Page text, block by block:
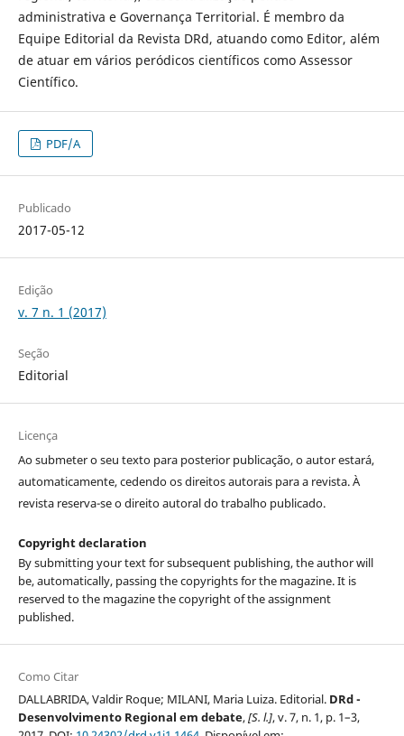
administrativa e Governança Territorial. É membro da
Equipe Editorial da Revista DRd, atuando como Editor, além
de atuar em vários peródicos científicos como Assessor
Científico.
PDF/A
Publicado
2017-05-12
Edição
v. 7 n. 1 (2017)
Seção
Editorial
Licença
Ao submeter o seu texto para posterior publicação, o autor estará,
automaticamente, cedendo os direitos autorais para a revista. À
revista reserva-se o direito autoral do trabalho publicado.
Copyright declaration
By submitting your text for subsequent publishing, the author will
be, automatically, passing the copyrights for the magazine. It is
reserved to the magazine the copyright of the assignment
published.
Como Citar
DALLABRIDA, Valdir Roque; MILANI, Maria Luiza. Editorial. DRd -
Desenvolvimento Regional em debate,[S. l.], v. 7, n. 1, p. 1–3,